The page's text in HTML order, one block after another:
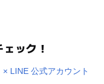
ック！